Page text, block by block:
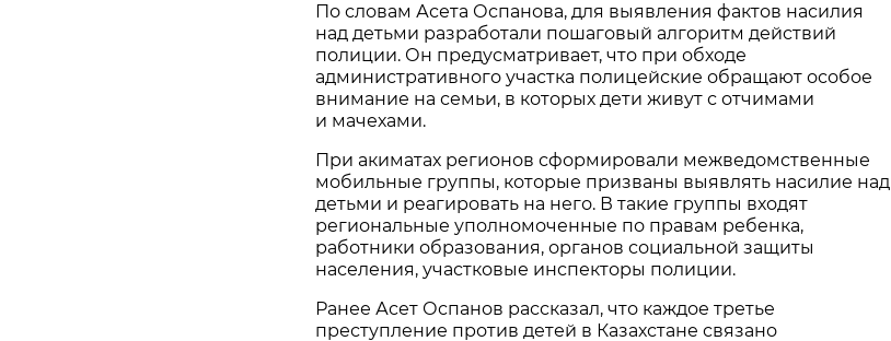
По словам Асета Оспанова, для выявления фактов насилия
над детьми разработали пошаговый алгоритм действий
полиции. Он предусматривает, что при обходе
административного участка полицейские обращают особое
внимание на семьи, в которых дети живут с отчимами
и мачехами.
При акиматах регионов сформировали межведомственные
мобильные группы, которые призваны выявлять насилие над
детьми и реагировать на него. В такие группы входят
региональные уполномоченные по правам ребенка,
работники образования, органов социальной защиты
населения, участковые инспекторы полиции.
Ранее Асет Оспанов рассказал, что каждое третье
преступление против детей в Казахстане связано